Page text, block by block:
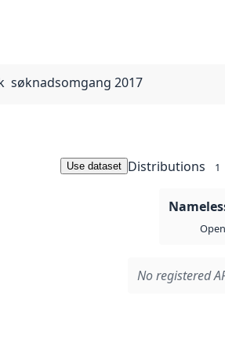
søknadsomgang 2017
Use dataset Distributions 1
No registered